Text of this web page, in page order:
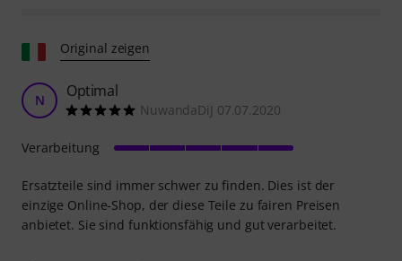
Original zeigen
N Optimal
NuwandaDiJ 07.07.2020
Ersatzteile sind immer schwer zu finden. Dies ist der
einzige Online-Shop, der diese Teile zu fairen Preisen
anbietet. Sie sind funktionsfähig und gut verarbeitet.
Verarbeitung